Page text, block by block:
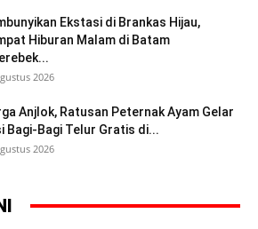
Ekstasi di Brankas Hijau,
Hiburan Malam di Batam
2026
Anjlok, Ratusan Peternak Ayam Gelar
Bagi-Bagi Telur Gratis di...
2026